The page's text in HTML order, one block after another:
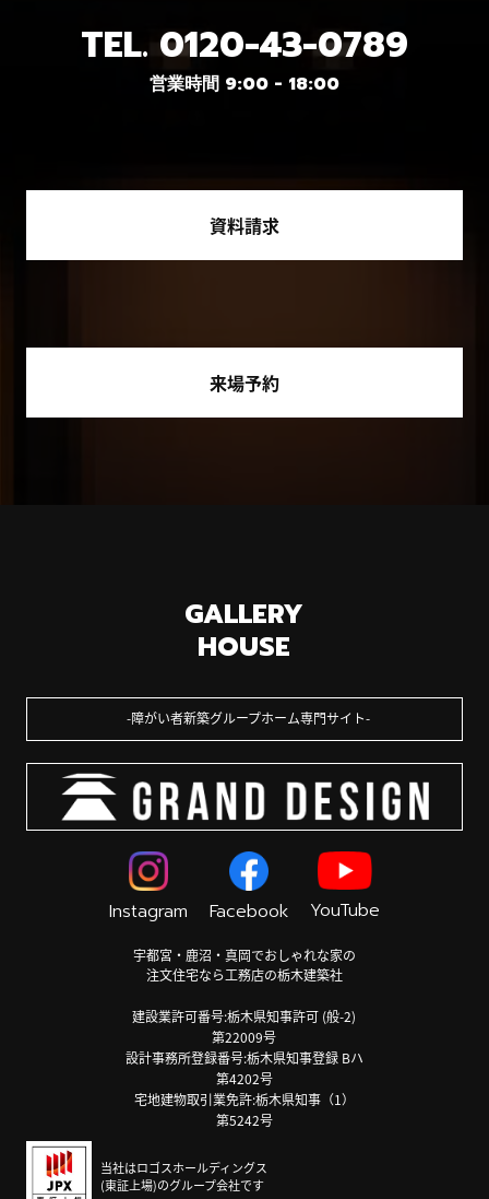
TEL. 0120-43-0789
営業時間 9:00 - 18:00
資料請求
来場予約
GALLERY
HOUSE
障がい者新築グループホーム専門サイト
Instagram Facebook YouTube
宇都宮・鹿沼・真岡でおしゃれな家の
注文住宅なら工務店の栃木建築社
建設業許可番号:栃木県知事許可 (般-2)
第22009号
設計事務所登録番号:栃木県知事登録 Bハ
第4202号
宅地建物取引業免許:栃木県知事（1）
第5242号
当社はロゴスホールディングス
(東証上場)のグループ会社です